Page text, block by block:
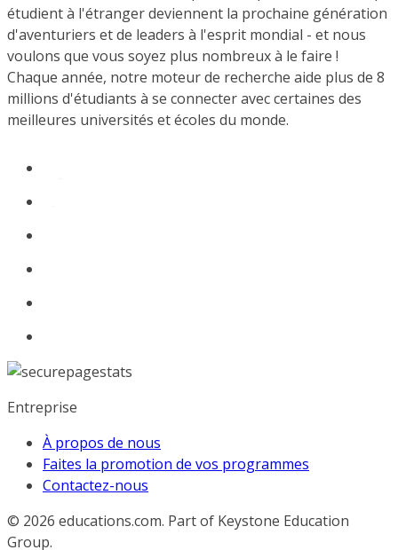
étudient à l'étranger deviennent la prochaine génération
d'aventuriers et de leaders à l'esprit mondial - et nous
voulons que vous soyez plus nombreux à le faire !
Chaque année, notre moteur de recherche aide plus de 8
millions d'étudiants à se connecter avec certaines des
meilleures universités et écoles du monde.
Entreprise
À propos de nous
Faites la promotion de vos programmes
Contactez-nous
© 2026 educations.com. Part of Keystone Education
Group.